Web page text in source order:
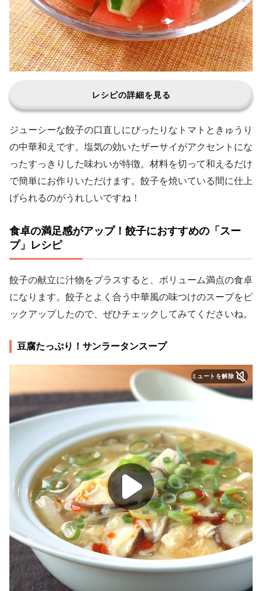
レシピの詳細を見る
ジューシーな餃子の口直しにぴったりなトマトときゅうり
の中華和えです。塩気の効いたザーサイがアクセントにな
ったすっきりした味わいが特徴。材料を切って和えるだけ
で簡単にお作りいただけます。餃子を焼いている間に仕上
げられるのがうれしいですね！
食卓の満足感がアップ！餃子におすすめの「スー
プ」レシピ
餃子の献立に汁物をプラスすると、ボリューム満点の食卓
になります。餃子とよく合う中華風の味つけのスープをピ
ックアップしたので、ぜひチェックしてみてくださいね。
豆腐たっぷり！サンラータンスープ
ミュートを解除